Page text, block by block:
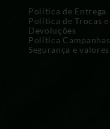
Política de Entrega
Política de Trocas e
Devoluções
Política Campanhas
Segurança e valores